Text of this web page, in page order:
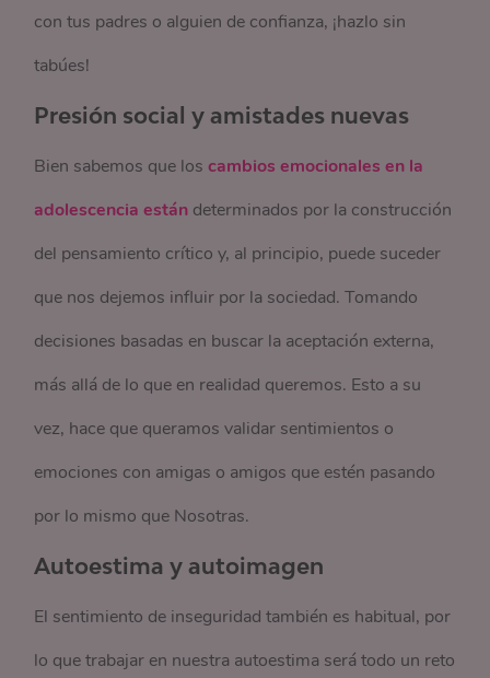
con tus padres o alguien de confianza, ¡hazlo sin
tabúes!
Presión social y amistades nuevas
Bien sabemos que loscambios emocionales en la
adolescencia están determinados por la construcción
del pensamiento crítico y, al principio, puede suceder
que nos dejemos influir por la sociedad. Tomando
decisiones basadas en buscar la aceptación externa,
más allá de lo que en realidad queremos. Esto a su
vez, hace que queramos validar sentimientos o
emociones con amigas o amigos que estén pasando
por lo mismo que Nosotras.
Autoestima y autoimagen
El sentimiento de inseguridad también es habitual, por
lo que trabajar en nuestra autoestima será todo un reto